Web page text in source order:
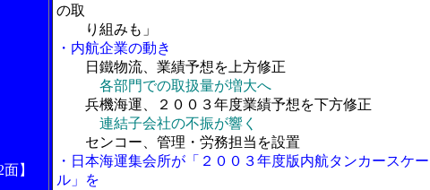
】
の取
り組みも」
・内航企業の動き
日鐵物流、業績予想を上方修正
各部門での取扱量が増大へ
兵機海運、２００３年度業績予想を下方修正
連結子会社の不振が響く
センコー、管理・労務担当を設置
・日本海運集会所が「２００３年度版内航タンカースケー
ル」を